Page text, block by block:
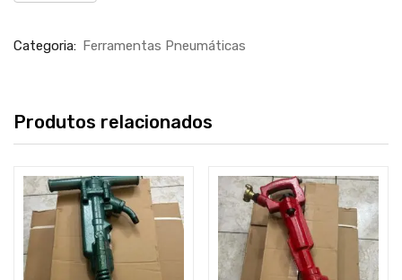
Categoria: Ferramentas Pneumáticas
Produtos relacionados